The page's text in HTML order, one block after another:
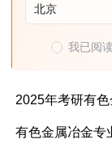
北京
我已阅
2025年考研有
有色金属冶金专